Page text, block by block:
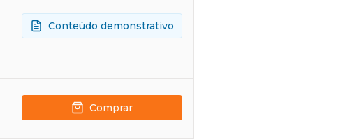
Conteúdo demonstrativo
Comprar